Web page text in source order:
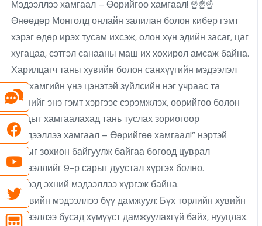
Мэдээллээ хамгаал – Өөрийгөө хамгаал! ☝️☝️☝️
Өнөөдөр Монголд онлайн залилан болон кибер гэмт
хэрэг өдөр ирэх тусам ихсэж, олон хүн эдийн засаг, цаг
хугацаа, сэтгэл санааны маш их хохирол амсаж байна.
Харилцагч таны хувийн болон санхүүгийн мэдээлэл
бол хамгийн үнэ цэнэтэй зүйлсийн нэг учраас та
бүхнийг энэ гэмт хэргээс сэрэмжлэх, өөрийгөө болон
бусдыг хамгаалахад тань туслах зориогоор
“Мэдээллээ хамгаал – Өөрийгөө хамгаал!” нэртэй
аяныг зохион байгуулж байгаа бөгөөд цуврал
мэдээллийг 9-р сарыг дуустал хүргэх болно.
Ингээд эхний мэдээллээ хүргэж байна.
1. Хувийн мэдээллээ бүү дамжуул: Бүх төрлийн хувийн
мэдээллээ бусад хүмүүст дамжуулахгүй байх, нууцлах.